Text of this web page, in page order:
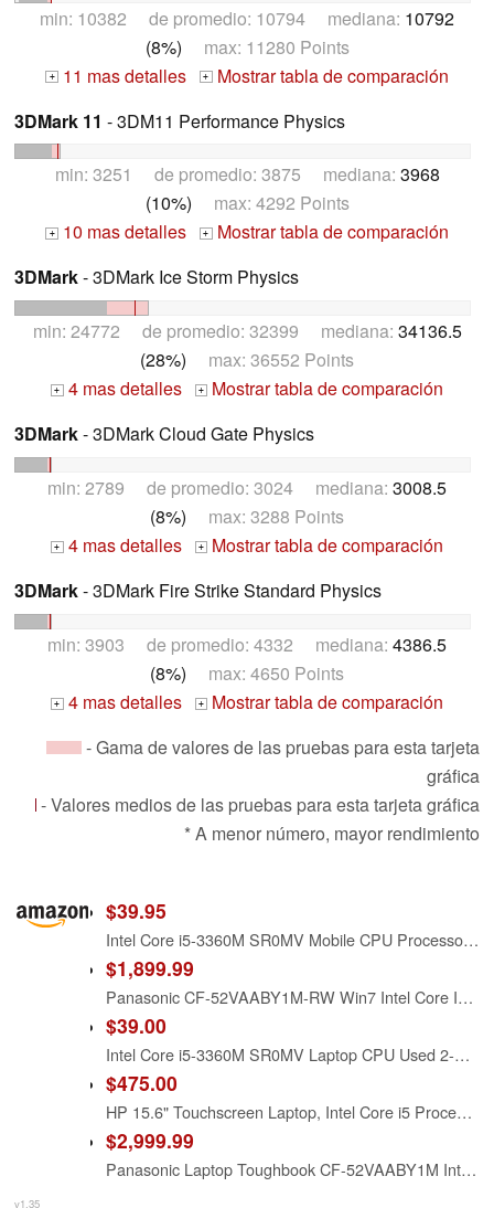
min: 10382 de promedio: 10794 mediana: 10792
(8%) max: 11280 Points
+ 11 mas detalles + Mostrar tabla de comparación
3DMark 11 - 3DM11 Performance Physics
min: 3251 de promedio: 3875 mediana: 3968
(10%) max: 4292 Points
+ 10 mas detalles + Mostrar tabla de comparación
3DMark- 3DMark Ice Storm Physics
min: 24772 de promedio: 32399 mediana: 34136.5
(28%) max: 36552 Points
+ 4 mas detalles +
Mostrar tabla de comparación
3DMark- 3DMark Cloud Gate Physics
min: 2789 de promedio: 3024 mediana: 3008.5
(8%) max: 3288 Points
+ 4 mas detalles +
Mostrar tabla de comparación
3DMark- 3DMark Fire Strike Standard Physics
min: 3903 de promedio: 4332 mediana: 4386.5
(8%) max: 4650 Points
+ 4 mas detalles +
Mostrar tabla de comparación
- Gama de valores de las pruebas para esta tarjeta
gráfica
- Valores medios de las pruebas para esta tarjeta gráfica
* A menor número, mayor rendimiento
$39.95
Intel Core i5-3360M SR0MV Mobile CPU Processor Socket G2 PGA988B 2.8Ghz 3MB 5 GT/s
$1,899.99
Panasonic CF-52VAABY1M-RW Win7 Intel Core I5-3360m 2.80ghz 15.4
$39.00
Intel Core i5-3360M SR0MV Laptop CPU Used 2-Core 4-Thread Mobile Processor 2.8 GHz 3M 35W Socket G2 / rPGA988B
$475.00
HP 15.6" Touchscreen Laptop, Intel Core i5 Processor, 16GB RAM, 512GB SSD, Numeric Keypad, Bluetooth, Wi-Fi, Long Battery Life, Windows 11 Home, Alpacatec Accessories, Silver
$2,999.99
Panasonic Laptop Toughbook CF-52VAABY1M Intel Core i5 3360M (2.80 GHz) 4 GB Memory 500 GB HDD AMD Radeon HD 7750M 15.4' Windows 7 Professional
v1.35